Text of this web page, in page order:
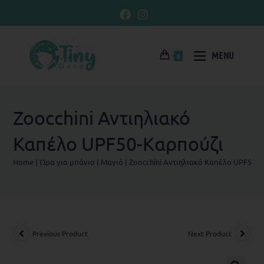
0 MENU
Zoocchini Αντιηλιακό
Καπέλο UPF50-Kαρπούζι
Home |Ώρα για μπάνιο | Μαγιό | Zoocchini Αντιηλιακό Καπέλο UPF50-
Previous Product Next Product